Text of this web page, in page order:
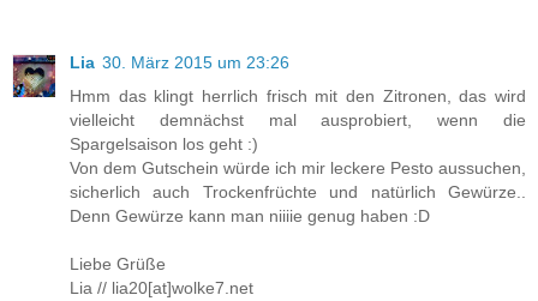
Lia 30. März 2015 um 23:26
Hmm das klingt herrlich frisch mit den Zitronen, das wird
vielleicht demnächst mal ausprobiert, wenn die
Spargelsaison los geht :)
Von dem Gutschein würde ich mir leckere Pesto aussuchen,
sicherlich auch Trockenfrüchte und natürlich Gewürze..
Denn Gewürze kann man niiiie genug haben :D
Liebe Grüße
Lia // lia20[at]wolke7.net